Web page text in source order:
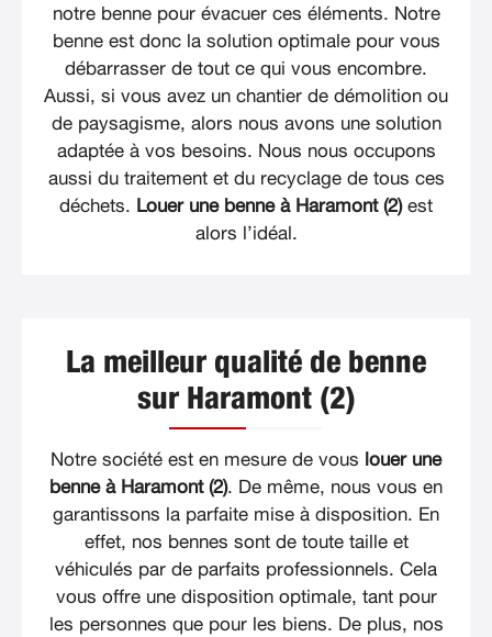
notre benne pour évacuer ces éléments. Notre
benne est donc la solution optimale pour vous
débarrasser de tout ce qui vous encombre.
Aussi, si vous avez un chantier de démolition ou
de paysagisme, alors nous avons une solution
adaptée à vos besoins. Nous nous occupons
aussi du traitement et du recyclage de tous ces
déchets. Louer une benne à Haramont (2)est
alors l’idéal.
La meilleur qualité de benne
sur Haramont (2)
Notre société est en mesure de vous louer une
benne à Haramont (2). De même, nous vous en
garantissons la parfaite mise à disposition. En
effet, nos bennes sont de toute taille et
véhiculés par de parfaits professionnels. Cela
vous offre une disposition optimale, tant pour
les personnes que pour les biens. De plus, nos